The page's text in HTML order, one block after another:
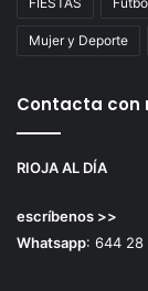
Mujer y Deporte
Contacta con
RIOJA AL DÍA
escríbenos >>
Whatsapp: 644 28